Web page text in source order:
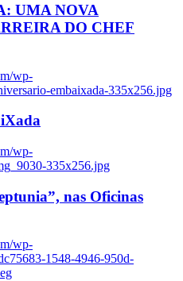
UMA NOVA
DO CHEF
wp-
embaixada-335x256.jpg
wp-
335x256.jpg
nas Oficinas
wp-
1548-4946-950d-